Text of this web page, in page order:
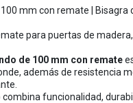
mm con remate |
para puertas de
de 100 mm con remate
además de resistencia
combina funcionalidad,